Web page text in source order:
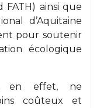
FATH) ainsi que
d’Aquitaine
pour soutenir
écologique
en effet, ne
coûteux et